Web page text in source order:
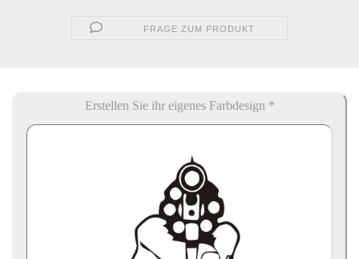
FRAGE ZUM PRODUKT
Erstellen Sie ihr eigenes Farbdesign *